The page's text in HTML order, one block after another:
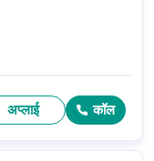
अप्लाई कॉल